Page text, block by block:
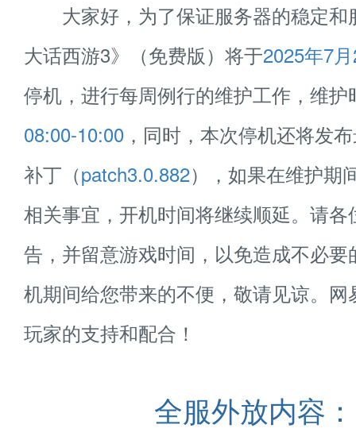
大家好，为了保证服务器的稳定和
大话西游3》（免费版）将于2025年7
停机，进行每周例行的维护工作，维护
08:00-10:00 ，同时，本次停机还将发
补丁（patch3.0.882），如果在维护期
相关事宜，开机时间将继续顺延。请各
告，并留意游戏时间，以免造成不必
机期间给您带来的不便，敬请见谅。
玩家的支持和配合！
全服外放内容：